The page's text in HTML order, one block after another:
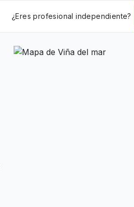
¿Eres profesional independiente?